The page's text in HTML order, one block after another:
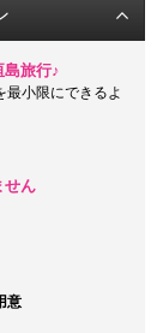
島旅行♪
最小限にできるよ
せん
意